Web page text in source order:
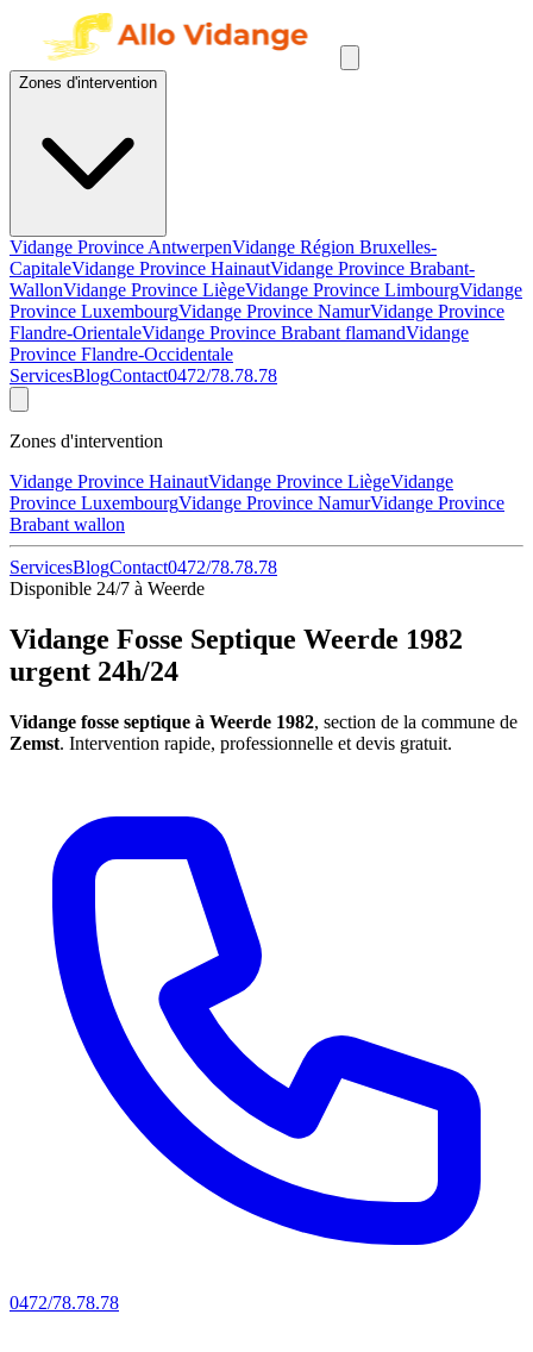
Zones d'intervention
Vidange Province AntwerpenVidange Région Bruxelles-
CapitaleVidange Province HainautVidange Province Brabant-
WallonVidange Province LiègeVidange Province LimbourgVidange
Province LuxembourgVidange Province NamurVidange Province
Flandre-OrientaleVidange Province Brabant flamandVidange
Province Flandre-Occidentale
ServicesBlogContact0472/78.78.78
Zones d'intervention
Vidange Province HainautVidange Province LiègeVidange
Province LuxembourgVidange Province NamurVidange Province
Brabant wallon
ServicesBlogContact0472/78.78.78
Disponible 24/7 à Weerde
Vidange Fosse Septique Weerde 1982
urgent 24h/24
Vidange fosse septique à Weerde 1982, section de la commune de
Zemst. Intervention rapide, professionnelle et devis gratuit.
0472/78.78.78